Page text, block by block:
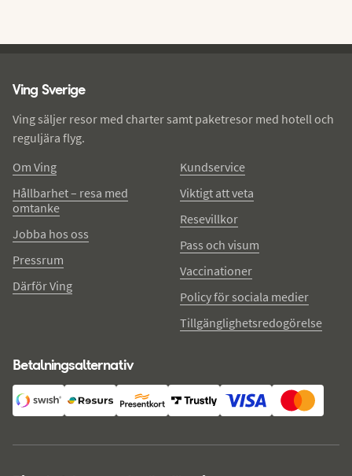
Ving Sverige
Ving säljer resor med charter samt paketresor med hotell och
reguljära flyg.
Om Ving
Hållbarhet – resa med
omtanke
Jobba hos oss
Pressrum
Därför Ving
Kundservice
Viktigt att veta
Resevillkor
Pass och visum
Vaccinationer
Policy för sociala medier
Tillgänglighetsredogörelse
Betalningsalternativ